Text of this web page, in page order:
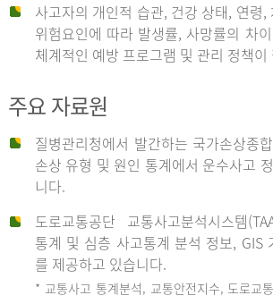
사
사고자의 개인적 습관, 건강 상태, 연령,
위험요인에 따라 발생률, 사망률의 차
체계적인 예방 프로그램 및 관리 정책이
주요 자료원
질병관리청에서 발간하는 국가손상종
손상 유형 및 원인 통계에서 운수사고
니다.
도로교통공단 교통사고분석시스템
통계 및 심층 사고통계 분석 정보, GIS
를 제공하고 있습니다.
* 교통사고 통계분석, 교통안전지수, 도로교